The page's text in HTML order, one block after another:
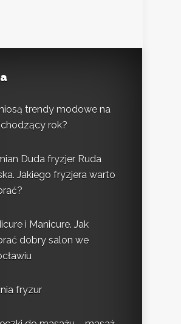
trendy modowe na
rok?
Duda fryzjer Ruda
Jakiego fryzjera warto
i Manicure. Jak
dobry salon we
fryzur